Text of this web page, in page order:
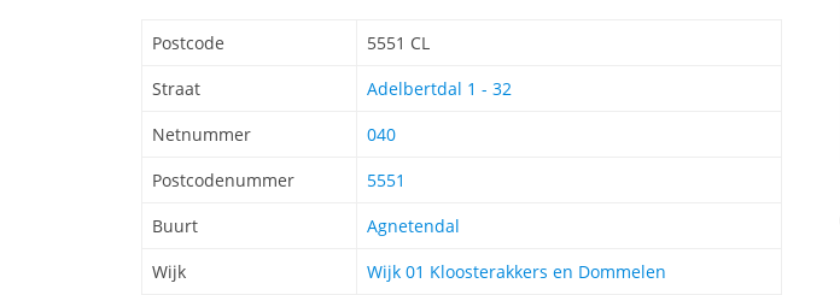
Postcode
5551 CL
Straat
Adelbertdal 1 - 32
Netnummer
040
Postcodenummer
5551
Buurt
Agnetendal
Wijk
Wijk 01 Kloosterakkers en Dommelen